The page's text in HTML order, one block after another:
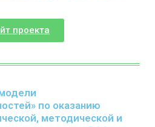
проекта
по оказанию
методической и